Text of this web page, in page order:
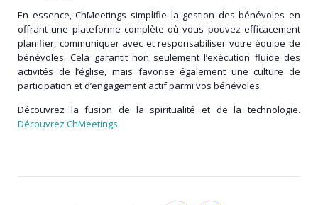
En essence, ChMeetings simplifie la gestion des bénévoles en
offrant une plateforme complète où vous pouvez efficacement
planifier, communiquer avec et responsabiliser votre équipe de
bénévoles. Cela garantit non seulement l’exécution fluide des
activités de l’église, mais favorise également une culture de
participation et d’engagement actif parmi vos bénévoles.
Découvrez la fusion de la spiritualité et de la technologie.
Découvrez ChMeetings.